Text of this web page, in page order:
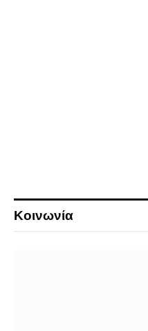
Κοινωνία